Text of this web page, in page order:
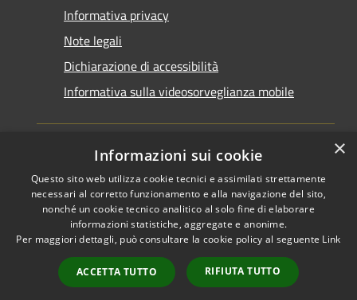
Informativa privacy
Note legali
Dichiarazione di accessibilità
Informativa sulla videosorveglianza mobile
RSS
Accessibilità
Cookie
Mappa del sito
Area riservata del
Copyright © 2026 • Comune di
Taranto • Powered by
Municipium•Accesso
redazione
×
Informazioni sui cookie
Questo sito web utilizza cookie tecnici e assimilati strettamente
necessari al corretto funzionamento e alla navigazione del sito,
nonché un cookie tecnico analitico al solo fine di elaborare
informazioni statistiche, aggregate e anonime.
Per maggiori dettagli, può consultare la cookie policy al seguente Link
ACCETTA TUTTO RIFIUTA TUTTO